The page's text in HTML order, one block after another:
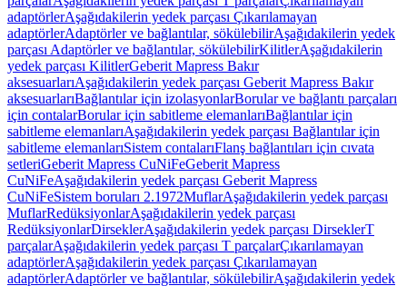
adaptörlerAşağıdakilerin yedek parçası Çıkarılamayan
adaptörlerAdaptörler ve bağlantılar, sökülebilirAşağıdakilerin yedek
parçası Adaptörler ve bağlantılar, sökülebilirKilitlerAşağıdakilerin
yedek parçası KilitlerGeberit Mapress Bakır
aksesuarlarıAşağıdakilerin yedek parçası Geberit Mapress Bakır
aksesuarlarıBağlantılar için izolasyonlarBorular ve bağlantı parçaları
için contalarBorular için sabitleme elemanlarıBağlantılar için
sabitleme elemanlarıAşağıdakilerin yedek parçası Bağlantılar için
sabitleme elemanlarıSistem contalarıFlanş bağlantıları için cıvata
setleriGeberit Mapress CuNiFeGeberit Mapress
CuNiFeAşağıdakilerin yedek parçası Geberit Mapress
CuNiFeSistem boruları 2.1972MuflarAşağıdakilerin yedek parçası
MuflarRedüksiyonlarAşağıdakilerin yedek parçası
RedüksiyonlarDirseklerAşağıdakilerin yedek parçası DirseklerT
parçalarAşağıdakilerin yedek parçası T parçalarÇıkarılamayan
adaptörlerAşağıdakilerin yedek parçası Çıkarılamayan
adaptörlerAdaptörler ve bağlantılar, sökülebilirAşağıdakilerin yedek